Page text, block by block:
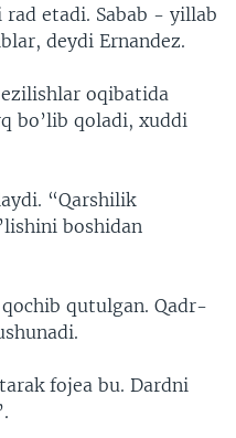
rad etadi. Sabab - yillab
deydi Ernandez.
oqibatida
bo’lib qoladi, xuddi
“Qarshilik
boshidan
qutulgan. Qadr-
fojea bu. Dardni